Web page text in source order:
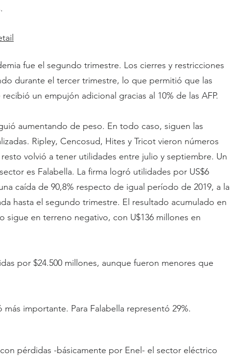
fue el segundo trimestre. Los cierres y restricciones
durante el tercer trimestre, lo que permitió que las
un empujón adicional gracias al 10% de las AFP.
aumentando de peso. En todo caso, siguen las
Ripley, Cencosud, Hites y Tricot vieron números
volvió a tener utilidades entre julio y septiembre. Un
es Falabella. La firma logró utilidades por US$6
caída de 90,8% respecto de igual período de 2019, a la
hasta el segundo trimestre. El resultado acumulado en
sigue en terreno negativo, con U$136 millones en
por $24.500 millones, aunque fueron menores que
importante. Para Falabella representó 29%.
pérdidas -básicamente por Enel- el sector eléctrico